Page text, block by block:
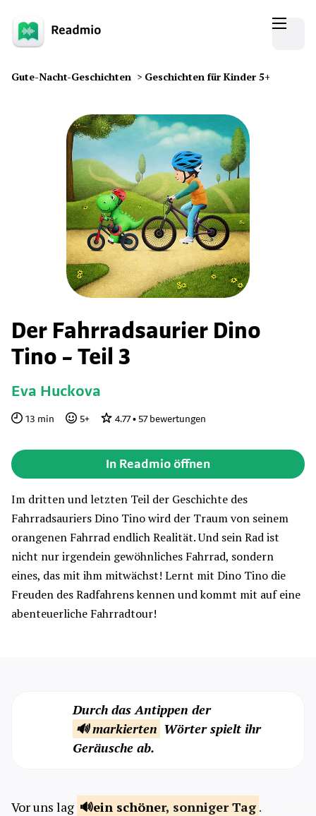
Gute-Nacht-Geschichten > Geschichten für Kinder 5+
Der Fahrradsaurier Dino
Tino – Teil 3
Eva Huckova
13 min 5+ 4.77• 57bewertungen
In Readmio öffnen
Im dritten und letzten Teil der Geschichte des
Fahrradsauriers Dino Tino wird der Traum von seinem
orangenen Fahrrad endlich Realität. Und sein Rad ist
nicht nur irgendein gewöhnliches Fahrrad, sondern
eines, das mit ihm mitwächst! Lernt mit Dino Tino die
Freuden des Radfahrens kennen und kommt mit auf eine
abenteuerliche Fahrradtour!
Durch das Antippen der
🔊 markierten Wörter spielt ihr
Geräusche ab.
Vor uns lag ein schöner, sonnigerTag .